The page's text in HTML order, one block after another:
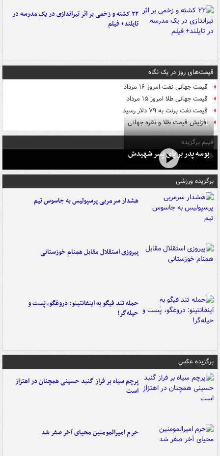
۲۲ کشته و زخمی بر اثر تیراندازی در یک مدرسه در
تایلند+ فیلم
قیمت‌های روز در یک نگاه
قیمت جهانی نفت امروز ۱۶ مرداد
قیمت جهانی طلا امروز ۱۵ مرداد
قیمت نفت برنت به ۷۹ دلار رسید
افزایش قیمت طلا و نقره جهانی
فیلم برگزیده
بوسه‌ پدر بر پای پسر شهیدش
برگزیده ورزشی
هشدار سرمربی پرسپولیس به جاسوس تیم
پیروزی استقلال مقابل همنام خوزستانی
حمله تند فیگو به اینفانتینو: دروغگو، پَست‌ و
حیله‌گر!
برگزیده عکس
پرچم سیاه بر فراز گنبد حسینی همچنان در اهتزاز
است
حرم امیرالمومنین محیای آخر صفر شد